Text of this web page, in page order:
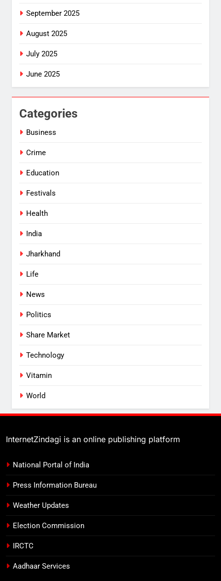
September 2025
August 2025
July 2025
June 2025
Categories
Business
Crime
Education
Festivals
Health
India
Jharkhand
Life
News
Politics
Share Market
Technology
Vitamin
World
InternetZindagi is an online publishing platform
National Portal of India
Press Information Bureau
Weather Updates
Election Commission
IRCTC
Aadhaar Services